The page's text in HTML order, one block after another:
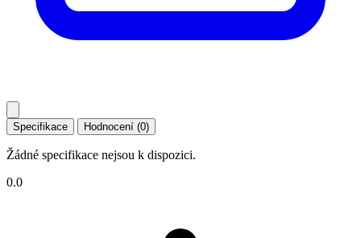
Specifikace Hodnocení (0)
Žádné specifikace nejsou k dispozici.
0.0